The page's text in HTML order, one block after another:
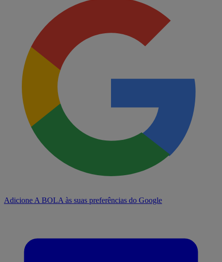
Adicione A BOLA às suas preferências do Google